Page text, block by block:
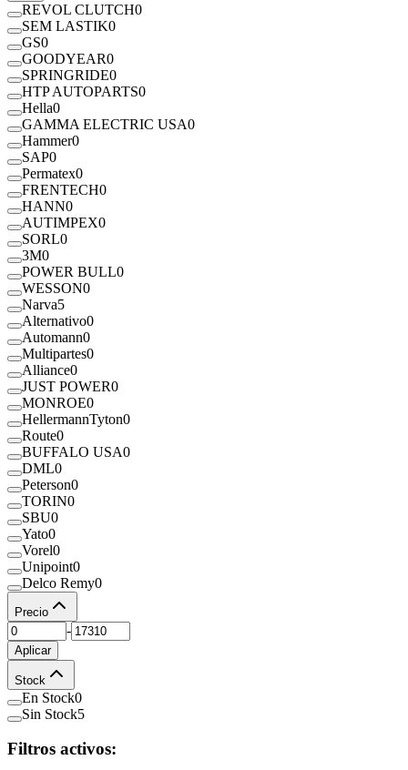
REVOL CLUTCH0
SEM LASTIK0
GS0
GOODYEAR0
SPRINGRIDE0
HTP AUTOPARTS0
Hella0
GAMMA ELECTRIC USA0
Hammer0
SAP0
Permatex0
FRENTECH0
HANN0
AUTIMPEX0
SORL0
3M0
POWER BULL0
WESSON0
Narva5
Alternativo0
Automann0
Multipartes0
Alliance0
JUST POWER0
MONROE0
HellermannTyton0
Route0
BUFFALO USA0
DML0
Peterson0
TORIN0
SBU0
Yato0
Vorel0
Unipoint0
Delco Remy0
Precio
-
Aplicar
Stock
En Stock0
Sin Stock5
Filtros activos: